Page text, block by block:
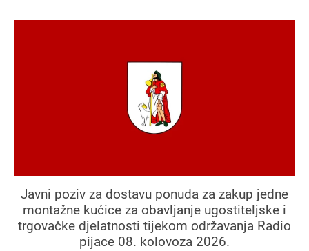
Javni poziv za dostavu ponuda za zakup jedne
montažne kućice za obavljanje ugostiteljske i
trgovačke djelatnosti tijekom održavanja Radio
pijace 08. kolovoza 2026.